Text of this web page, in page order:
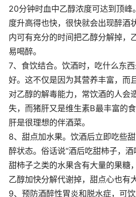
20分钟时血中乙醇浓度可达到顶峰
度升高得也快，很快就会出现醉酒
内可有充分的时间把乙醇分解掉，
易喝醉。
7、食饮结合。饮酒时，吃什么东
好。这不仅是因为其营养丰富，而
对乙醇的解毒能力，常饮酒的人会
失，而猪肝又是维生素B最丰富的
肝是很理想的伴酒菜。
8、甜点加水果。饮酒后立即吃些
醉状态。俗话说“酒后吃甜柿子，酒
甜柿子之类的水果含有大量的果糖
乙醇加快分解代谢掉，甜点心也有
9、预防酒醉性胃炎和脱水症，可饮